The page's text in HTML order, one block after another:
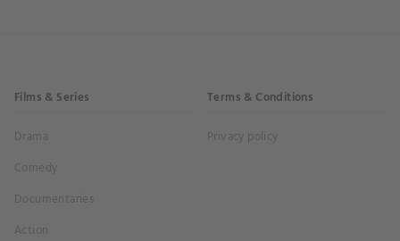
Films & Series
Drama
Comedy
Documentaries
Action
Terms & Conditions
Privacy policy